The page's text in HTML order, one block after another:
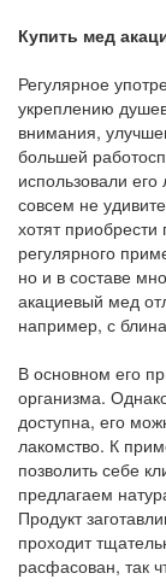
Купить мед
Регулярное
укреплению
внимания,
большей
использовали
совсем не
хотят
регулярного
но и в составе
акациевый мед
например, с
В основном его
организма.
доступна, его
лакомство. К
позволить себе
предлагаем
Продукт
проходит
расфасован, так